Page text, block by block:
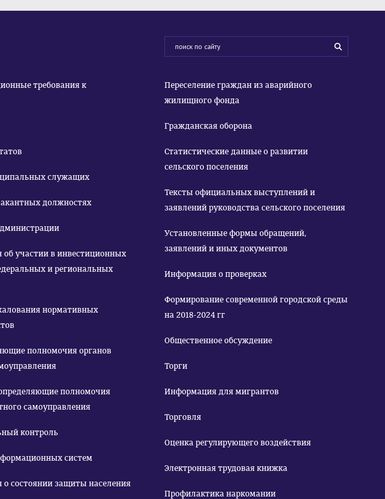
требования к
служащих
должностях
участии в инвестиционных
и региональных
нормативных
полномочия органов
полномочия
самоуправления
контроль
систем
состоянии защиты населения
Переселение граждан из аварийного
жилищного фонда
Гражданская оборона
Статистические данные о развитии
сельского поселения
Тексты официальных выступлений и
заявлений руководства сельского поселения
Установленные формы обращений,
заявлений и иных документов
Информация о проверках
Формирование современной городской среды
на 2018-2024 гг
Общественное обсуждение
Торги
Информация для мигрантов
Торговля
Оценка регулирующего воздействия
Электронная трудовая книжка
Профилактика наркомании